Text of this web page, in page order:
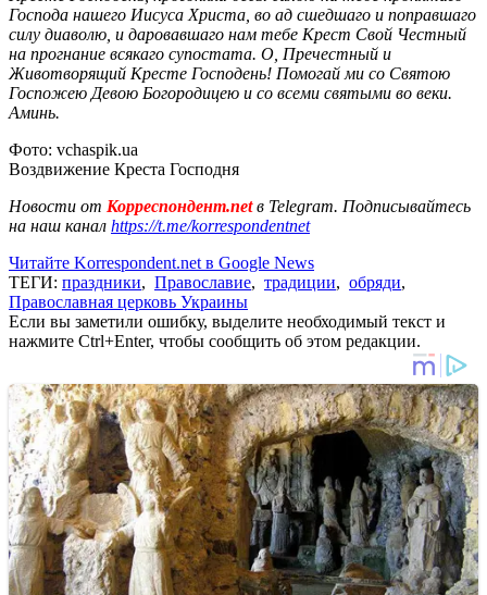
Господа нашего Иисуса Христа, во ад сшедшаго и поправшаго
силу диаволю, и даровавшаго нам тебе Крест Свой Честный
на прогнание всякаго супостата. О, Пречестный и
Животворящий Кресте Господень! Помогай ми со Святою
Госпожею Девою Богородицею и со всеми святыми во веки.
Аминь.
Фото: vchaspik.ua
Воздвижение Креста Господня
Новости от Корреспондент.netв Telegram. Подписывайтесь
на наш канал https://t.me/korrespondentnet
Читайте Korrespondent.net в Google News
ТЕГИ: праздники, Православие, традиции, обряди,
Православная церковь Украины
Если вы заметили ошибку, выделите необходимый текст и
нажмите Ctrl+Enter, чтобы сообщить об этом редакции.